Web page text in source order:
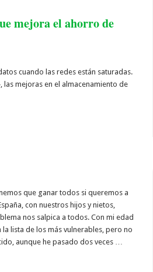
mejora el ahorro de
cuando las redes están saturadas.
mejoras en el almacenamiento de
que ganar todos si queremos a
con nuestros hijos y nietos,
nos salpica a todos. Con mi edad
la lista de los más vulnerables, pero no
aunque he pasado dos veces …